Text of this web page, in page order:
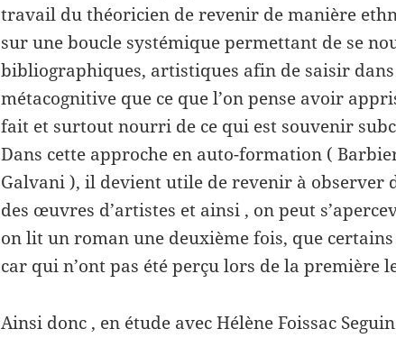
travail du théoricien de revenir de manière
sur une boucle systémique permettant de se
bibliographiques, artistiques afin de saisir
métacognitive que ce que l’on pense avoir
fait et surtout nourri de ce qui est souvenir
Dans cette approche en auto-formation (
Galvani ), il devient utile de revenir à observer
des œuvres d’artistes et ainsi , on peut
on lit un roman une deuxième fois, que
car qui n’ont pas été perçu lors de la première
Ainsi donc , en étude avec Hélène Foissac